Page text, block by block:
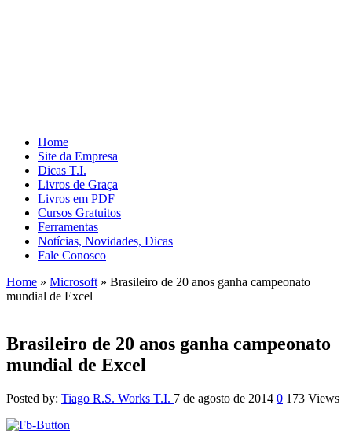
Home
Site da Empresa
Dicas T.I.
Livros de Graça
Livros em PDF
Cursos Gratuitos
Ferramentas
Notícias, Novidades, Dicas
Fale Conosco
Home » Microsoft » Brasileiro de 20 anos ganha campeonato
mundial de Excel
Brasileiro de 20 anos ganha campeonato
mundial de Excel
Posted by: Tiago R.S. Works T.I. 7 de agosto de 2014 0 173 Views